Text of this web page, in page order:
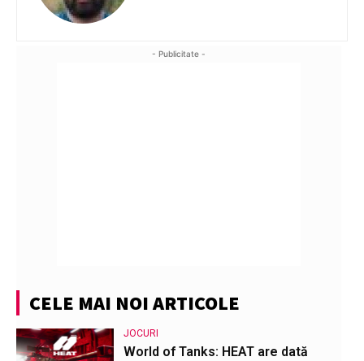
- Publicitate -
CELE MAI NOI ARTICOLE
JOCURI
World of Tanks: HEAT are dată